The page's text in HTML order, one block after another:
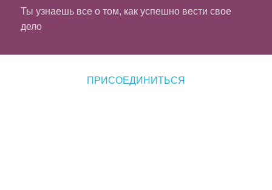
Ты узнаешь все о том, как успешно вести свое
дело
ПРИСОЕДИНИТЬСЯ